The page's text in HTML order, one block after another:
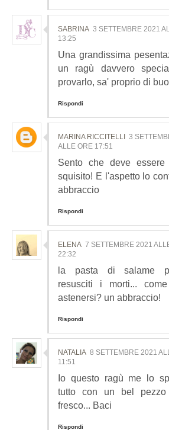
SABRINA 3 SETTEMBRE 2021
13:25
Una grandissima
un ragù davvero
provarlo, sa' proprio di
Rispondi
MARINA RICCITELLI
3
ALLE ORE 17:51
Sento che deve
squisito! E l'aspetto lo
abbraccio
Rispondi
ELENA 7 SETTEMBRE 2021
22:32
la pasta di salame
resusciti i morti...
astenersi? un abbraccio!
Rispondi
NATALIA 8 SETTEMBRE 2021
11:51
Io questo ragù me lo
tutto con un bel
fresco... Baci
Rispondi